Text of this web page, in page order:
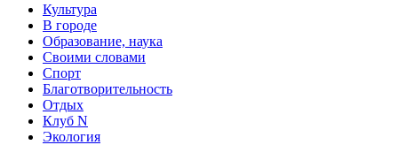
Культура
В городе
Образование, наука
Своими словами
Спорт
Благотворительность
Отдых
Клуб N
Экология